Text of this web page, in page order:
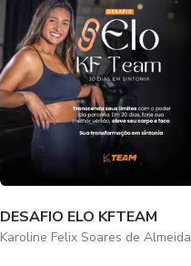
DESAFIO ELO KFTEAM
Karoline Felix Soares de Almeida